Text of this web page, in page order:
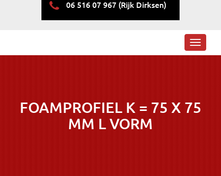
06 516 07 967 (Rijk Dirksen)
Toggle
FOAMPROFIEL K = 75 X 75
MM L VORM